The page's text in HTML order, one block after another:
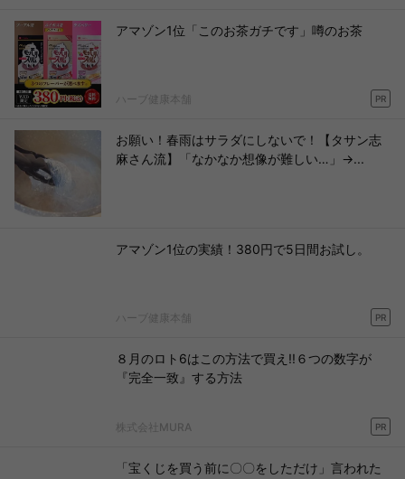
アマゾン1位「このお茶ガチです」噂のお茶
ハーブ健康本舗 PR
お願い！春雨はサラダにしないで！【タサン志
麻さん流】「なかなか想像が難しい…」→...
アマゾン1位の実績！380円で5日間お試し。
ハーブ健康本舗 PR
８月のロト6はこの方法で買え!!６つの数字が
『完全一致』する方法
株式会社MURA PR
「宝くじを買う前に〇〇をしただけ」言われた